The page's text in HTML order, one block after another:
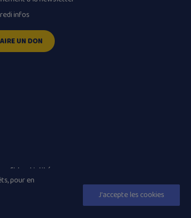
infos
UN DON
pour en
J'accepte les cookies